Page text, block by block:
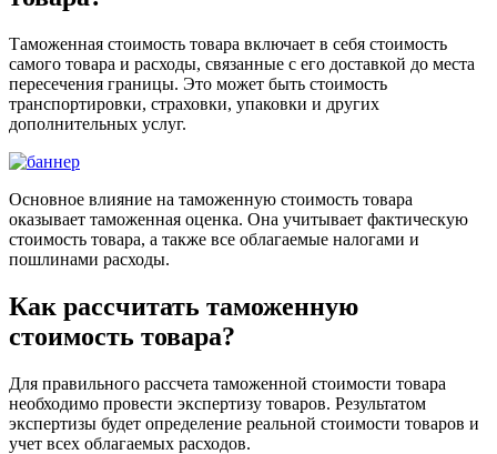
Таможенная стоимость товара включает в себя стоимость
самого товара и расходы, связанные с его доставкой до места
пересечения границы. Это может быть стоимость
транспортировки, страховки, упаковки и других
дополнительных услуг.
Основное влияние на таможенную стоимость товара
оказывает таможенная оценка. Она учитывает фактическую
стоимость товара, а также все облагаемые налогами и
пошлинами расходы.
Как рассчитать таможенную
стоимость товара?
Для правильного рассчета таможенной стоимости товара
необходимо провести экспертизу товаров. Результатом
экспертизы будет определение реальной стоимости товаров и
учет всех облагаемых расходов.